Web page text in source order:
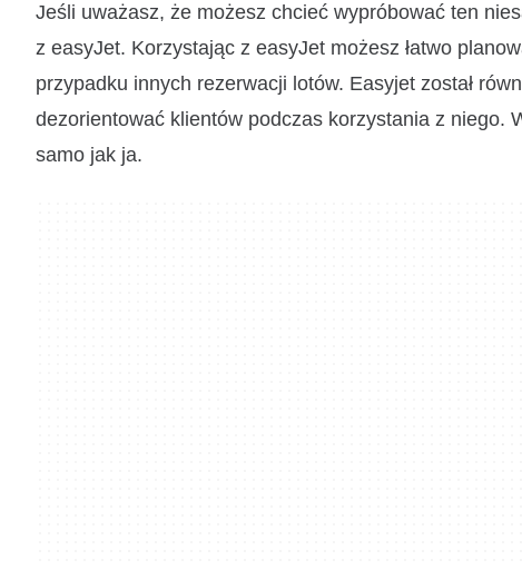
Jeśli uważasz, że możesz chcieć wypróbować ten
z easyJet. Korzystając z easyJet możesz łatwo
przypadku innych rezerwacji lotów. Easyjet został
dezorientować klientów podczas korzystania z niego.
samo jak ja.